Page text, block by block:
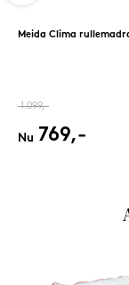
Meida Clima
1.099,-
Nu 769,-